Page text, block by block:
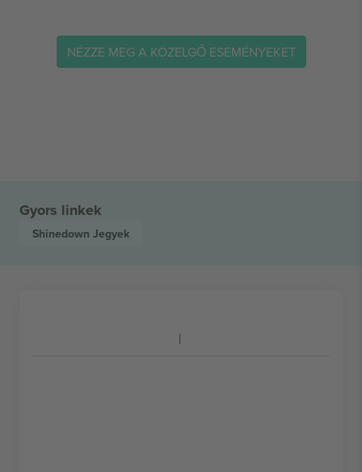
NÉZZE MEG A KÖZELGŐ ESEMÉNYEKET
Gyors linkek
Shinedown Jegyek